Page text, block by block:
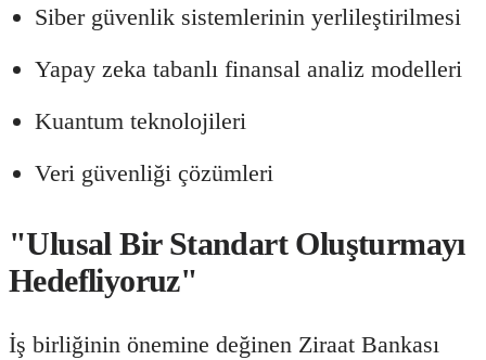
Siber güvenlik sistemlerinin yerlileştirilmesi
Yapay zeka tabanlı finansal analiz modelleri
Kuantum teknolojileri
Veri güvenliği çözümleri
"Ulusal Bir Standart Oluşturmayı
Hedefliyoruz"
İş birliğinin önemine değinen Ziraat Bankası